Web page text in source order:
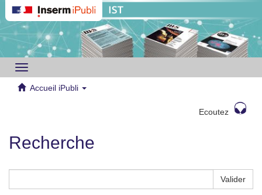
Toggle
navigation
Accueil iPubli
Ecoutez
Recherche
Valider